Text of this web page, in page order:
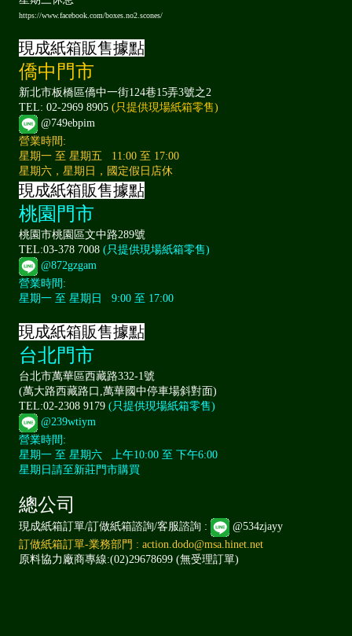
https://www.facebook.com/boxes.no2.scones/
現成紙箱販售據點
僑中門市
新北市板橋區僑中一街124巷15弄3號之2
TEL: 02-2969 8905 (只提供現場紙箱零售)
@749ebpim
營業時間:
星期一 至 星期五 11:00 至 17:00
星期六，星期日，國定假日店休
現成紙箱販售據點
桃園門市
桃園市桃園區文中路289號
TEL:03-378 7008 (只提供現場紙箱零售)
@872gzgam
營業時間:
星期一 至 星期日 9:00 至 17:00
現成紙箱販售據點
台北門市
台北市萬華區西藏路332-1號
(萬大路西藏路口,萬華國中停車場斜對面)
TEL:02-2308 9179 (只提供現場紙箱零售)
@239wtiym
營業時間:
星期一 至 星期六 上午10:00 至 下午6:00
星期日請至新莊門市購買
總公司
現成紙箱訂單/訂做紙箱諮詢/客服諮詢 :
@534zjayy
訂做紙箱訂單-業務部門 : action.dodo@msa.hinet.net
原料協力廠商專線:(02)29678699 (無受理訂單)